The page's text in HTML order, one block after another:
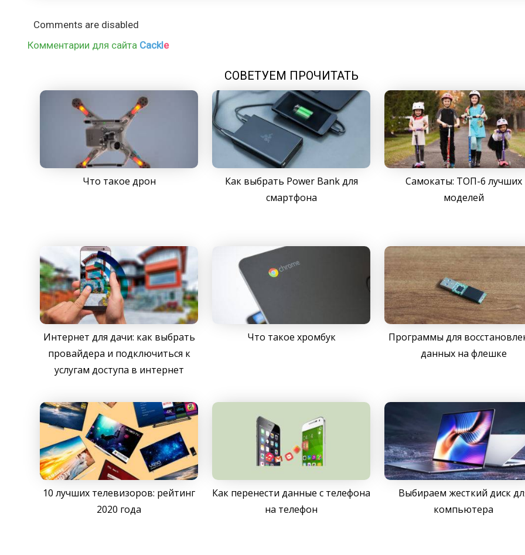
Comments are disabled
Комментарии для сайта Cackle
СОВЕТУЕМ ПРОЧИТАТЬ
Что такое дрон
Как выбрать Power Bank для
смартфона
Самокаты: ТОП-6 лучших
моделей
Интернет для дачи: как выбрать
провайдера и подключиться к
услугам доступа в интернет
Что такое хромбук
Программы для
данных на флешке
10 лучших телевизоров: рейтинг
2020 года
Как перенести данные с телефона
на телефон
Выбираем жесткий диск
компьютера